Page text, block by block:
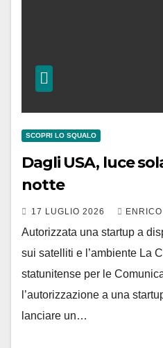
SCOPRI LO SQUALO
Dagli USA, luce
notte
17 LUGLIO 2026
Autorizzata una startup a
sui satelliti e l’ambiente La
statunitense per le
l’autorizzazione a una
lanciare un…